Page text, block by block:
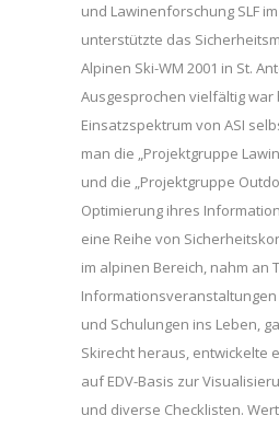
und Lawinenforschung SLF
unterstützte das
Alpinen Ski-WM 2001 in St.
Ausgesprochen vielfältig war
Einsatzspektrum von ASI
man die „Projektgruppe
und die „Projektgruppe
Optimierung ihres
eine Reihe von
im alpinen Bereich, nahm an
und Schulungen ins Leben,
Skirecht heraus, entwickelte
auf EDV-Basis zur
und diverse Checklisten.